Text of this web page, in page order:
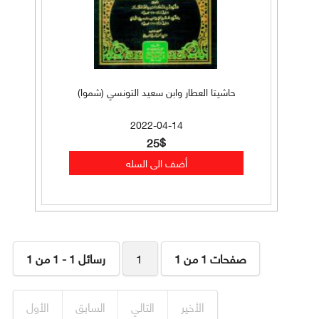
حاشيتا العطار وابن سعيد التونسي (شموا)
2022-04-14
25$
رسائل 1 - 1 من 1 1 صفحات 1 من 1
الأول السابق التالي الأخير